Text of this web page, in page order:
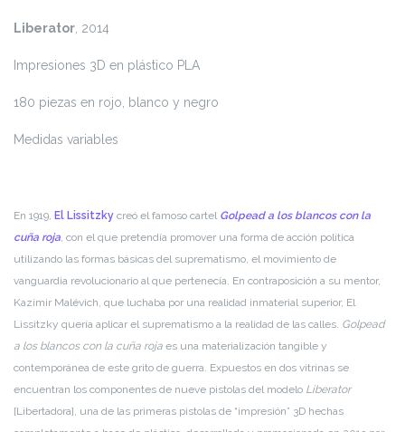
Liberator , 2014
Impresiones 3D en plástico PLA
180 piezas en rojo, blanco y negro
Medidas variables
En 1919, El Lissitzky creó el famoso cartel Golpead a los blancos con la
cuña roja, con el que pretendía promover una forma de acción política
utilizando las formas básicas del suprematismo, el movimiento de
vanguardia revolucionario al que pertenecía. En contraposición a su mentor,
Kazimir Malévich, que luchaba por una realidad inmaterial superior, El
Lissitzky quería aplicar el suprematismo a la realidad de las calles. Golpead
a los blancos con la cuña roja es una materialización tangible y
contemporánea de este grito de guerra. Expuestos en dos vitrinas se
encuentran los componentes de nueve pistolas del modelo Liberator
[Libertadora], una de las primeras pistolas de “impresión” 3D hechas